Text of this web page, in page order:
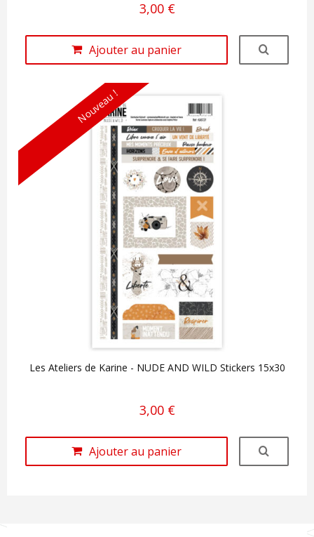
3,00 €
Ajouter au panier
Nouveau !
Les Ateliers de Karine - NUDE AND WILD Stickers 15x30
3,00 €
Ajouter au panier